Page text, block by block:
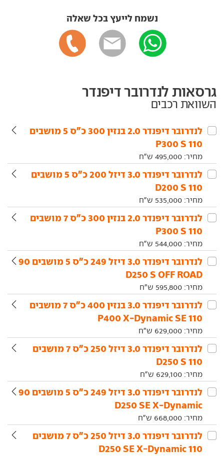
נשמח לייעץ בכל שאלה
גרסאות לנדרובר דיפנדר
השוואת רכבים
לנדרובר‏ דיפנדר‏ 2.0 בנזין 300 כ"ס 5 מושבים
110 P300 S
מחיר: 495,000 ש"ח
לנדרובר‏ דיפנדר‏ 3.0 דיזל 200 כ"ס 5 מושבים
110 D200 S
מחיר: 535,000 ש"ח
לנדרובר‏ דיפנדר‏ 2.0 בנזין 300 כ"ס 7 מושבים
110 P300 S
מחיר: 544,000 ש"ח
לנדרובר‏ דיפנדר‏ 3.0 דיזל 249 כ"ס 5 מושבים 90
D250 S OFF ROAD
מחיר: 595,800 ש"ח
לנדרובר‏ דיפנדר‏ 3.0 בנזין 400 כ"ס 7 מושבים
110 P400 X-Dynamic SE
מחיר: 629,000 ש"ח
לנדרובר‏ דיפנדר‏ 3.0 דיזל 250 כ"ס 7 מושבים
110 D250 S
מחיר: 629,100 ש"ח
לנדרובר‏ דיפנדר‏ 3.0 דיזל 249 כ"ס 5 מושבים 90
D250 SE X-Dynamic
מחיר: 668,000 ש"ח
לנדרובר‏ דיפנדר‏ 3.0 דיזל 250 כ"ס 7 מושבים
110 D250 SE X-Dynamic